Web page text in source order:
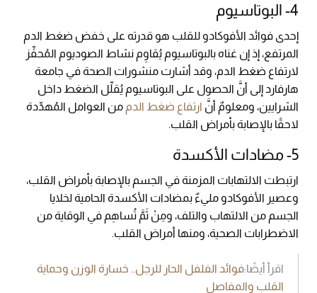
4- البوتاسيوم
إحدى فوائد الأفوكادو للقلب هو قدرته على خفض ضغط الدم
المرتفع، إذ إن غناه بالبوتاسيوم يُقاوِم نشاط الصوديوم المُحفِّز
لارتفاع ضغط الدم، وقد أشارت منشورات الصحة في جامعة
هارفارد إلى أنَّ الحصول على البوتاسيوم يُقلِّل الضغط داخل
الشرايين، ومعلومٌ أنَّ ارتفاع ضغط الدم من العوامل المُهدِّدة
لاحقًا بالإصابة بأمراض القلب.
5- مضادات الأكسدة
ارتبطت الالتهابات المزمنة في الجسم بالإصابة بأمراض القلب،
وعصير الأفوكادو مليءٌ بمضادات الأكسدة الحامية لخلايا
الجسم من الالتهاب والتلف، ومِنْ ثَمَّ تُساهِم في الوقاية من
الاضطرابات الصحية، ومنها أمراض القلب.
اقرأ أيضًا:فوائد الفلفل الحار للرجل.. خسارة الوزن وحماية
القلب والمفاصل